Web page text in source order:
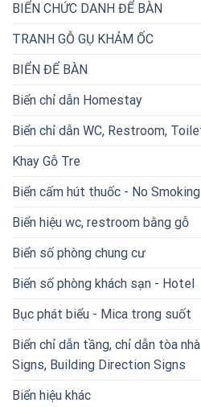
BIỂN CHỨC DANH ĐỂ BÀN
TRANH GỖ GỤ KHẢM ỐC
BIỂN ĐỂ BÀN
Biển chỉ dẫn Homestay
Biển chỉ dẫn WC, Restroom,
Khay Gỗ Tre
Biển cấm hút thuốc - No Smoking
Biển hiệu wc, restroom bằng gỗ
Biển số phòng chung cư
Biển số phòng khách sạn - Hotel
Bục phát biểu - Mica trong suốt
Biển chỉ dẫn tầng, chỉ dẫn tòa
Signs, Building Direction Signs
Biển hiệu khác